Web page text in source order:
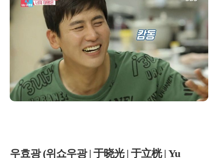
우효광 (위쇼우광 | 于晓光 | 于立桄 | Yu